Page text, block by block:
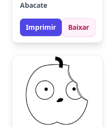
verde claro para o
abacate e um cinza
escuro para os fones.
Experimente adicionar
para destacar ainda
mais o personagem.
Abacate
Imprimir Baixar